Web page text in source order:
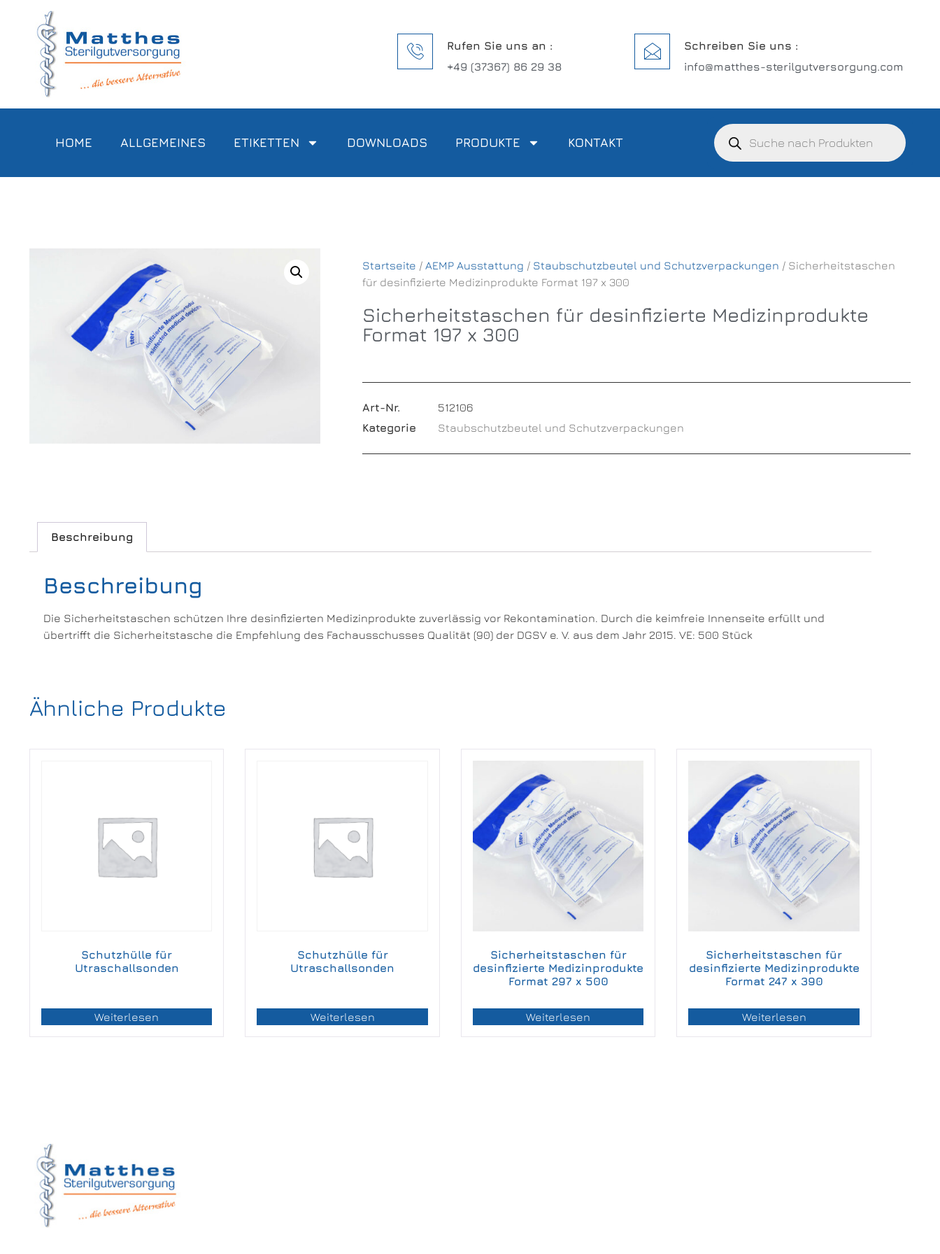
Rufen Sie uns an :
+49 (37367) 86 29 38
Schreiben Sie uns :
info@matthes-sterilgutversorgung.com
HOME ALLGEMEINES ETIKETTEN DOWNLOADS PRODUKTE KONTAKT
Startseite / AEMP Ausstattung / Staubschutzbeutel und Schutzverpackungen / Sicherheitstaschen
für desinfizierte Medizinprodukte Format 197 x 300
Sicherheitstaschen für desinfizierte Medizinprodukte
Format 197 x 300
Art-Nr.
512106
Kategorie
Staubschutzbeutel und Schutzverpackungen
Beschreibung
Beschreibung
Die Sicherheitstaschen schützen Ihre desinfizierten Medizinprodukte zuverlässig vor Rekontamination. Durch die keimfreie Innenseite erfüllt und
übertrifft die Sicherheitstasche die Empfehlung des Fachausschusses Qualität (90) der DGSV e. V. aus dem Jahr 2015. VE: 500 Stück
Ähnliche Produkte
Schutzhülle für
Utraschallsonden
Weiterlesen
Schutzhülle für
Utraschallsonden
Weiterlesen
Sicherheitstaschen für
desinfizierte Medizinprodukte
Format 297 x 500
Weiterlesen
Sicherheitstaschen für
desinfizierte Medizinprodukte
Format 247 x 390
Weiterlesen